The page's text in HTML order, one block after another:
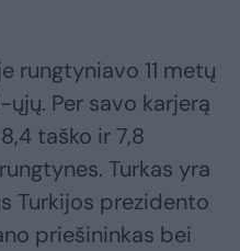
rungtyniavo 11 metų
Per savo karjerą
taško ir 7,8
Turkas yra
Turkijos prezidento
priešininkas bei